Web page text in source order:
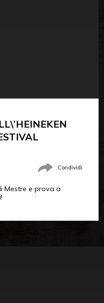
Condividi
Mestre e prova a